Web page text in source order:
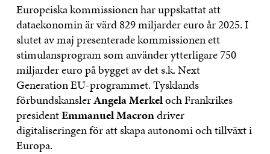
Europeiska kommissionen har uppskattat att
dataekonomin är värd 829 miljarder euro år 2025. I
slutet av maj presenterade kommissionen ett
stimulansprogram som använder ytterligare 750
miljarder euro på bygget av det s.k. Next
Generation EU-programmet. Tysklands
förbundskanslerAngela Merkeloch Frankrikes
presidentEmmanuel Macrondriver
digitaliseringen för att skapa autonomi och tillväxt i
Europa.